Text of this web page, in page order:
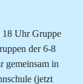
18 Uhr Gruppe
der 6-8
gemeinsam in
(jetzt